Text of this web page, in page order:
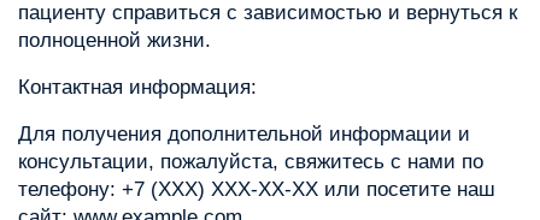
пациенту справиться с зависимостью и вернуться к
полноценной жизни.
Контактная информация:
Для получения дополнительной информации и
консультации, пожалуйста, свяжитесь с нами по
телефону: +7 (XXX) XXX-XX-XX или посетите наш